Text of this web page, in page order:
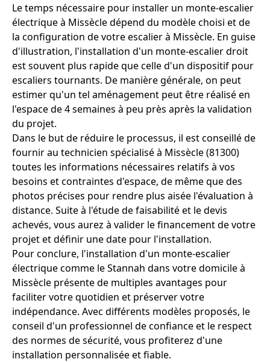
Le temps nécessaire pour installer un monte-escalier
électrique à Missècle dépend du modèle choisi et de
la configuration de votre escalier à Missècle. En guise
d'illustration, l'installation d'un monte-escalier droit
est souvent plus rapide que celle d'un dispositif pour
escaliers tournants. De manière générale, on peut
estimer qu'un tel aménagement peut être réalisé en
l'espace de 4 semaines à peu près après la validation
du projet.
Dans le but de réduire le processus, il est conseillé de
fournir au technicien spécialisé à Missècle (81300)
toutes les informations nécessaires relatifs à vos
besoins et contraintes d'espace, de même que des
photos précises pour rendre plus aisée l'évaluation à
distance. Suite à l'étude de faisabilité et le devis
achevés, vous aurez à valider le financement de votre
projet et définir une date pour l'installation.
Pour conclure, l'installation d'un monte-escalier
électrique comme le Stannah dans votre domicile à
Missècle présente de multiples avantages pour
faciliter votre quotidien et préserver votre
indépendance. Avec différents modèles proposés, le
conseil d'un professionnel de confiance et le respect
des normes de sécurité, vous profiterez d'une
installation personnalisée et fiable.